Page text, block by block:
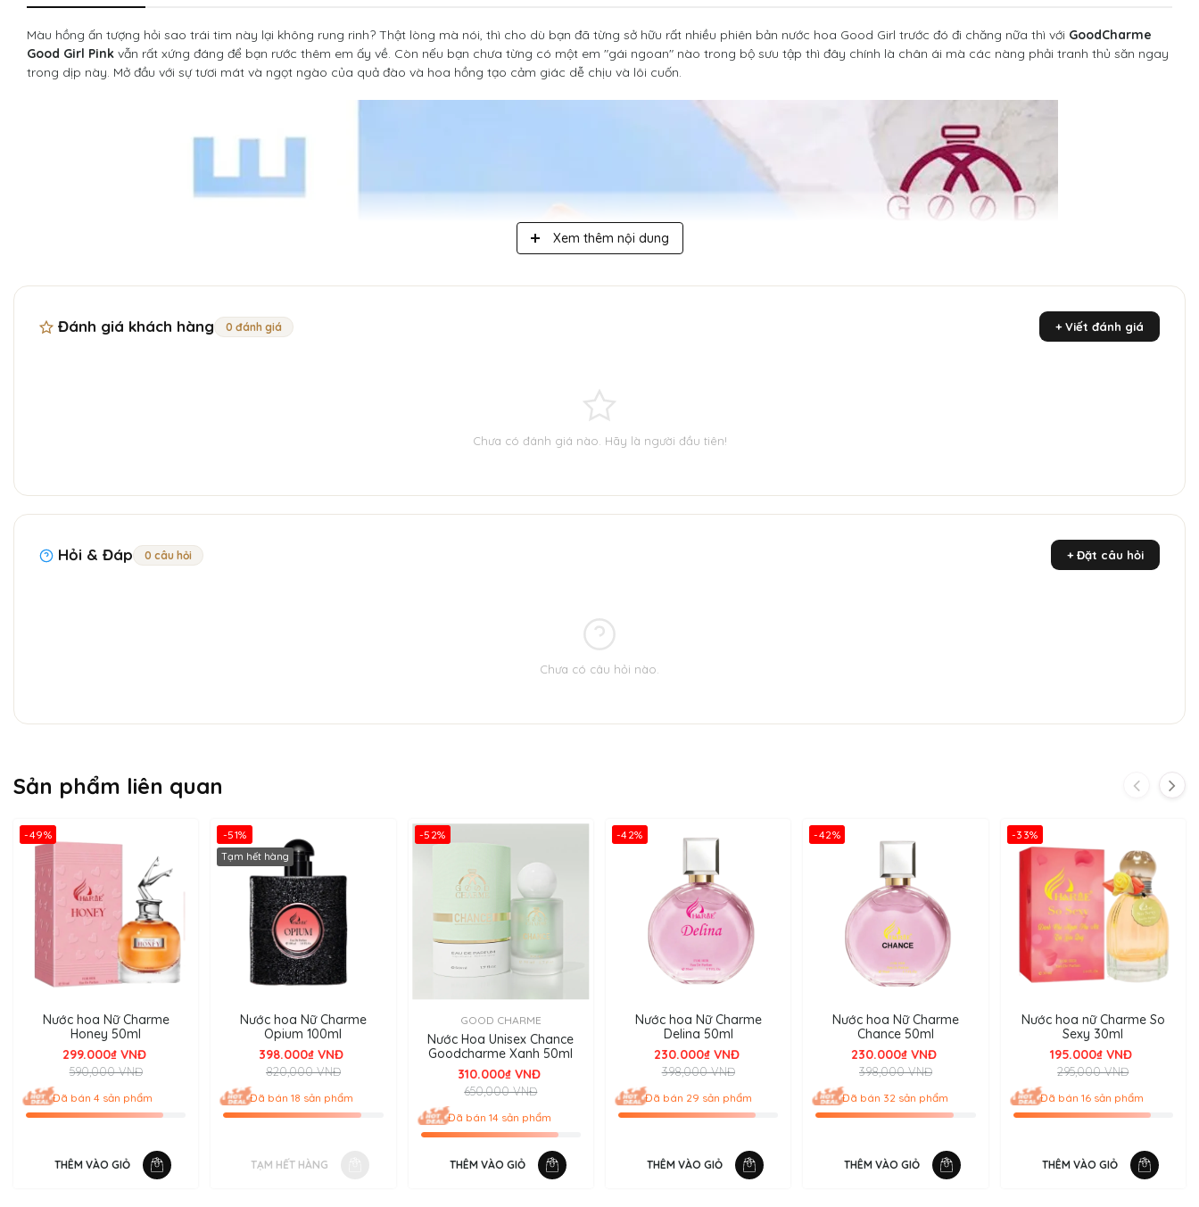
Màu hồng ấn tượng hỏi sao trái tim này lại không rung rinh? Thật lòng mà nói, thì cho dù bạn đã từng sở hữu rất nhiều phiên bản nước hoa Good Girl trước đó đi chăng nữa thì với GoodCharme
Good Girl Pink vẫn rất xứng đáng để bạn rước thêm em ấy về. Còn nếu bạn chưa từng có một em "gái ngoan" nào trong bộ sưu tập thì đây chính là chân ái mà các nàng phải tranh thủ săn ngay
trong dịp này. Mở đầu với sự tươi mát và ngọt ngào của quả đào và hoa hồng tạo cảm giác dễ chịu và lôi cuốn.
Xem thêm nội dung
Đánh giá khách hàng 0 đánh giá + Viết đánh giá
Chưa có đánh giá nào. Hãy là người đầu tiên!
Hỏi & Đáp 0 câu hỏi + Đặt câu hỏi
Chưa có câu hỏi nào.
Sản phẩm liên quan
-49%
Nước hoa Nữ Charme
Honey 50ml
299.000₫ VNĐ
590,000 VNĐ
Đã bán 4 sản phẩm
THÊM VÀO GIỎ
-51%
Tạm hết hàng
Nước hoa Nữ Charme
Opium 100ml
398.000₫ VNĐ
820,000 VNĐ
Đã bán 18 sản phẩm
TẠM HẾT HÀNG
-52%
GOOD CHARME
Nước Hoa Unisex Chance
Goodcharme Xanh 50ml
310.000₫ VNĐ
650,000 VNĐ
Đã bán 14 sản phẩm
THÊM VÀO GIỎ
-42%
Nước hoa Nữ Charme
Delina 50ml
230.000₫ VNĐ
398,000 VNĐ
Đã bán 29 sản phẩm
THÊM VÀO GIỎ
-42%
Nước hoa Nữ Charme
Chance 50ml
230.000₫ VNĐ
398,000 VNĐ
Đã bán 32 sản phẩm
THÊM VÀO GIỎ
-33%
Nước hoa nữ Charme So
Sexy 30ml
195.000₫ VNĐ
295,000 VNĐ
Đã bán 16 sản phẩm
THÊM VÀO GIỎ